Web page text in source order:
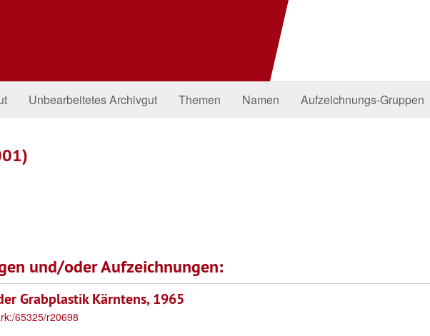
Unbearbeitetes Archivgut Themen Namen Aufzeichnungs-Gruppen
und/oder Aufzeichnungen:
Grabplastik Kärntens, 1965
65325/r20698